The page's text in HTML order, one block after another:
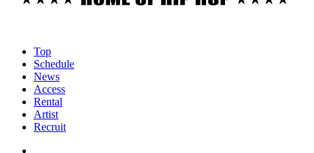
Top
Schedule
News
Access
Rental
Artist
Recruit